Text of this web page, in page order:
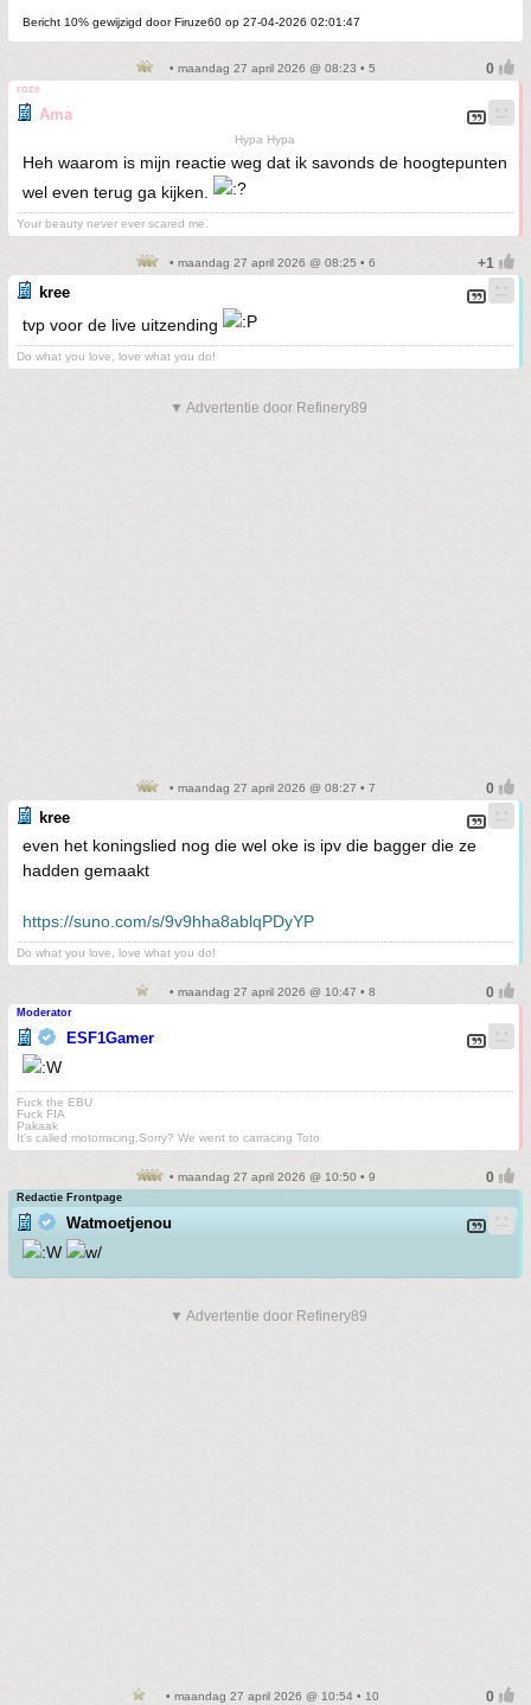
Bericht 10% gewijzigd door Firuze60 op 27-04-2026 02:01:47
• maandag 27 april 2026 @ 08:23 • 5
roze
Ama
Hypa Hypa
Heh waarom is mijn reactie weg dat ik savonds de hoogtepunten
wel even terug ga kijken.
Your beauty never ever scared me.
• maandag 27 april 2026 @ 08:25 • 6
kree
tvp voor de live uitzending
Do what you love, love what you do!
▼ Advertentie door Refinery89
• maandag 27 april 2026 @ 08:27 • 7
kree
even het koningslied nog die wel oke is ipv die bagger die ze
hadden gemaakt
https://suno.com/s/9v9hha8ablqPDyYP
Do what you love, love what you do!
• maandag 27 april 2026 @ 10:47 • 8
Moderator
ESF1Gamer
Fuck the EBU
Fuck FIA
Pakaak
It's called motorracing.Sorry? We went to carracing Toto
• maandag 27 april 2026 @ 10:50 • 9
Redactie Frontpage
Watmoetjenou
▼ Advertentie door Refinery89
• maandag 27 april 2026 @ 10:54 • 10